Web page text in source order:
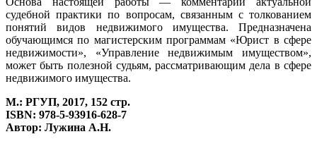
судебной практики по вопросам, связанным с толкованием
понятий видов недвижимого имущества. Предназначена
обучающимся по магистерским программам «Юрист в сфере
недвижимости», «Управление недвижимым имуществом»,
может быть полезной судьям, рассматривающим дела в сфере
недвижимого имущества.
М.: РГУП, 2017, 152 стр.
ISBN: 978-5-93916-628-7
Автор: Лужина А.Н.